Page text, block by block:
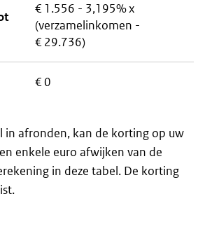
€ 1.556 - 3,195% x
(verzamelinkomen -
€ 29.736)
€ 0
in afronden, kan de korting op uw
enkele euro afwijken van de
in deze tabel. De korting